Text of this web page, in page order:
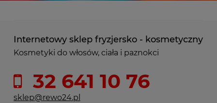
Internetowy sklep fryzjersko - kosmetyczny
Kosmetyki do włosów, ciała i paznokci
32 641 10 76
sklep@rewo24.pl